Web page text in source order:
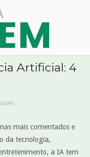
Artificial: 4
mais comentados e
da tecnologia,
a IA tem